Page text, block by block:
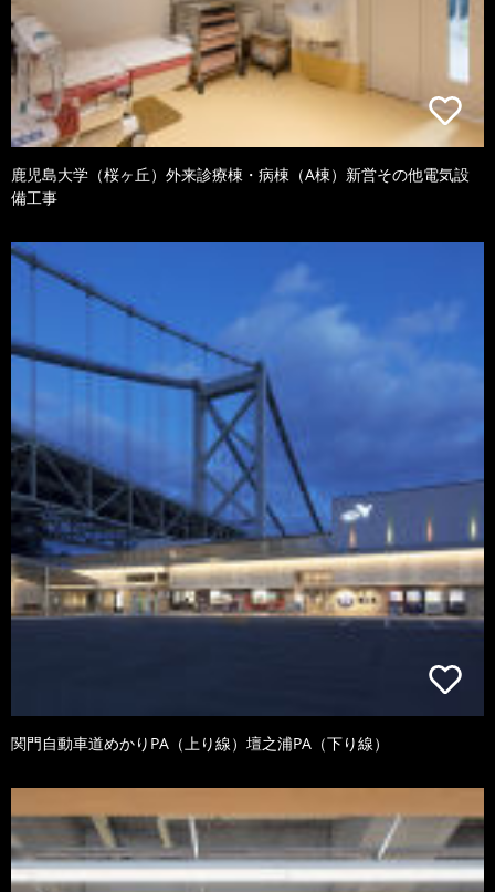
鹿児島大学（桜ヶ丘）外来診療棟・病棟（A棟）新営その他電気設
備工事
関門自動車道めかりPA（上り線）壇之浦PA（下り線）